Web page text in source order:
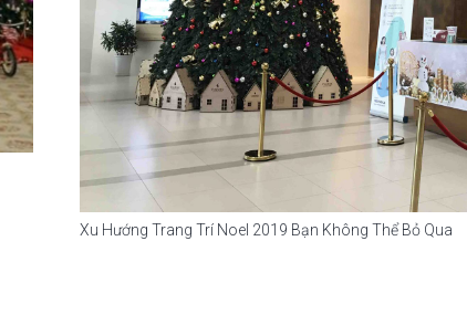
Xu Hướng Trang Trí Noel 2019 Bạn Không Thể Bỏ Qua